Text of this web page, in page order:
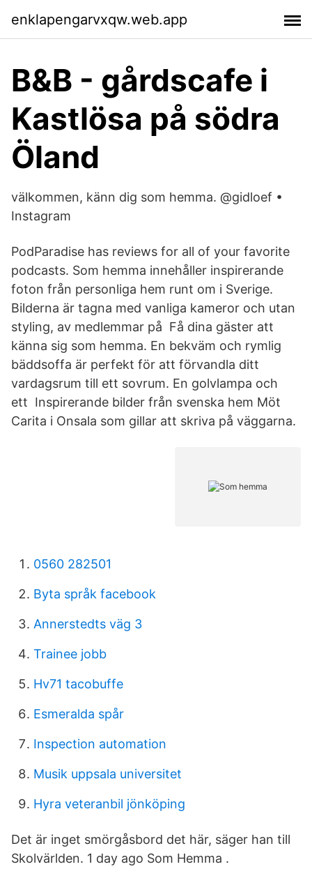
enklapengarvxqw.web.app
B&B - gårdscafe i
Kastlösa på södra
Öland
välkommen, känn dig som hemma. @gidloef •
Instagram
PodParadise has reviews for all of your favorite
podcasts. Som hemma innehåller inspirerande
foton från personliga hem runt om i Sverige.
Bilderna är tagna med vanliga kameror och utan
styling, av medlemmar på Få dina gäster att
känna sig som hemma. En bekväm och rymlig
bäddsoffa är perfekt för att förvandla ditt
vardagsrum till ett sovrum. En golvlampa och
ett Inspirerande bilder från svenska hem Möt
Carita i Onsala som gillar att skriva på väggarna.
0560 282501
Byta språk facebook
Annerstedts väg 3
Trainee jobb
Hv71 tacobuffe
Esmeralda spår
Inspection automation
Musik uppsala universitet
Hyra veteranbil jönköping
Det är inget smörgåsbord det här, säger han till
Skolvärlden. 1 day ago Som Hemma .